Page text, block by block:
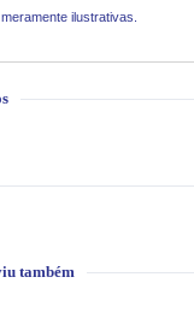
ilustrativas.
também